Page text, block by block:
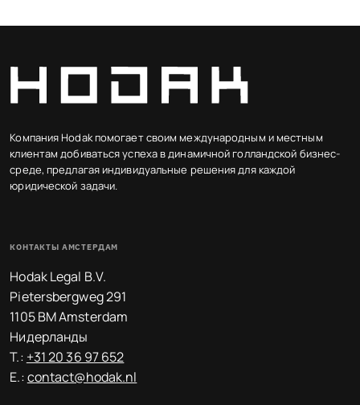
Компания Hodak помогает своим международным и местным
клиентам добиваться успеха в динамичной голландской бизнес-
среде, предлагая индивидуальные решения для каждой
юридической задачи.
КОНТАКТЫ АМСТЕРДАМ
Hodak Legal B.V.
Pietersbergweg 291
1105 BM Amsterdam
Нидерланды
T.: +31 20 36 97 652
E.:contact@hodak.nl